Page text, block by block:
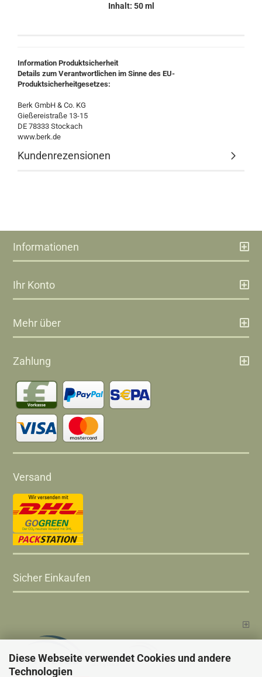
Diese Webseite verwendet Cookies und andere
Technologien
Inhalt: 50 ml
Information Produktsicherheit
Details zum Verantwortlichen im Sinne des EU-
Produktsicherheitgesetzes:
Berk GmbH & Co. KG
Gießereistraße 13-15
DE 78333 Stockach
www.berk.de
Kundenrezensionen
Informationen
Ihr Konto
Mehr über
Zahlung
Versand
Sicher Einkaufen